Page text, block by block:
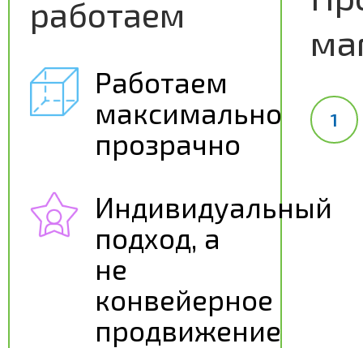
работаем
Работаем
максимально
прозрачно
Индивидуальный
подход, а
не
конвейерное
продвижение